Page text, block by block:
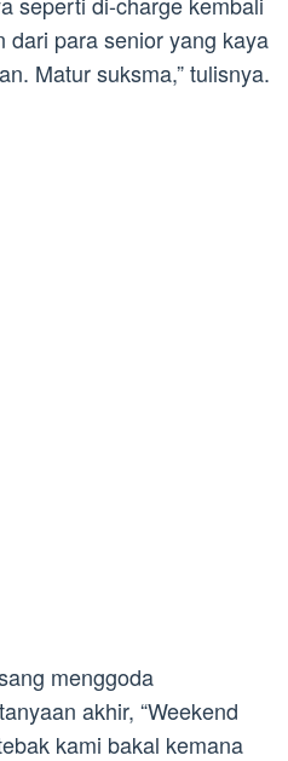
dari para senior yang kaya
Matur suksma,” tulisnya.
menggoda
akhir, “Weekend
kami bakal kemana